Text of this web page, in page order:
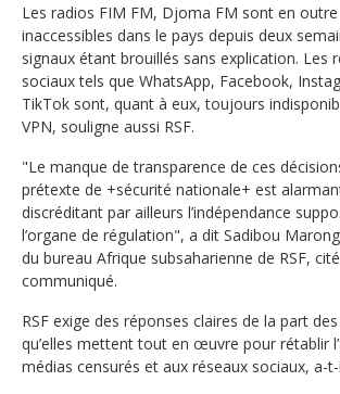
Les radios FIM FM, Djoma FM sont en outre
inaccessibles dans le pays depuis deux
signaux étant brouillés sans explication. Les
sociaux tels que WhatsApp, Facebook,
TikTok sont, quant à eux, toujours
VPN, souligne aussi RSF.
"Le manque de transparence de ces
prétexte de +sécurité nationale+ est
discréditant par ailleurs l’indépendance
l’organe de régulation", a dit Sadibou
du bureau Afrique subsaharienne de RSF,
communiqué.
RSF exige des réponses claires de la part
qu’elles mettent tout en œuvre pour rétablir
médias censurés et aux réseaux sociaux, a-